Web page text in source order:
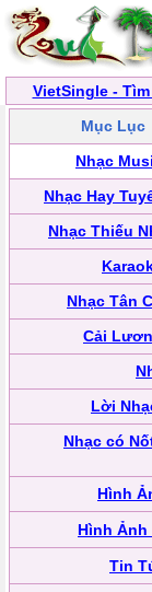
VietSingle -
Mục Lục
Nhạc
Nhạc Hay
Nhạc Thiếu
Nhạc Tân
Cải
Lời
Nhạc có
Hình
Hình Ảnh
Tin